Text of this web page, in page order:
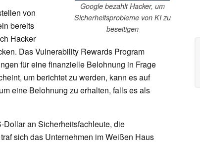
Google bezahlt Hacker, um
Sicherheitsprobleme von KI zu
beseitigen
von
bereits
Hacker
Das Vulnerability Rewards Program
für eine finanzielle Belohnung in Frage
um berichtet zu werden, kann es auf
eine Belohnung zu erhalten, falls es als
an Sicherheitsfachleute, die
sich das Unternehmen im Weißen Haus